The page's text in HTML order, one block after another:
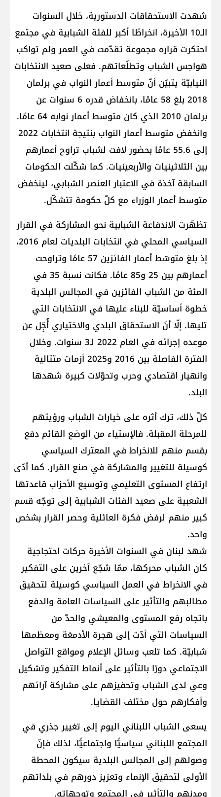
شهدت الاستحقاقات الدستورية، خلال السنوات
الـ10 الأخيرة، انخراطًا أكبر للفئة الشبابية في مجتمع
احتكرت قراره مجموعة تقدّمت في العمر ولم تواكب
هواجس الشباب وتطلّعاتهم. فعلى صعيد الانتخابات
النيابيّة يتبيّن أنّ متوسط أعمار النواب في برلمان
2018 بلغ 58 عامًا، بانخفاض قدره 6 سنوات عن
برلمان 2010 الذي كان متوسط أعمار نوابه 64 عامًا.
وانخفض متوسط أعمار النواب بنتيجة انتخابات 2022
إلى 55.6 عامًا بحضور لافت لشباب تراوح أعمارهم
بين الثلاثينيات والأربعينيات. كما شكّلت الحكومات
السابقة آخذة في الاعتبار العنصر الشبابي، لينخفض
متوسط أعمار الوزراء مع كلّ حكومة تتشكّل.
تظهّرت الاندفاعة الشبابية نحو المشاركة في القرار
السياسي المحلي في انتخابات البلديات لعام 2016،
إذ بلغ متوسّط أعمار الفائزين 57 عامًا وتراوحت
أعمارهم بين 25 و85 عامًا. فكانت نسبة 35 في
المئة من الشباب الفائزين في المجالس البلدية
خطوة أساسيّة للبناء عليها في الانتخابات التي
تليها. إلّا أنّ الاستحقاق البلدي والاختياري أُجِّل عن
موعده إجرائه في العام 2022 لـ3 سنوات. وخلال
الفترة الفاصلة بين 2016 و2025 أزمات متتالية
وانهيار اقتصادي وحرب وتحوّلات كبيرة شهدها
البلد.
كلّ ذلك، ترك أثره على خيارات الشباب ورؤيتهم
للمرحلة المقبلة. فالإستياء من الوضع القائم دفع
بقسم منهم للانخراط في المعترك السياسي
كوسيلة للتغيير والمشاركة في صنع القرار. كما أدّى
ارتفاع المستوى التعليمي وتوسيع الأحزاب قاعدتها
الشعبية على صعيد الفئات الشبابية إلى توجّه قسم
كبير منهم لرفض فكرة العائلية وحصر القرار بشخص
واحد.
شهد لبنان في السنوات الأخيرة حركات احتجاجية
كان الشباب محركها، ممّا شجّع آخرين على التفكير
في الانخراط في العمل السياسي كوسيلة لتحقيق
مطالبهم والتأثير على السياسات العامة والدفع
باتجاه رفع المستوى والمعيشي والحدّ من
السياسات التي أدّت إلى هجرة الأدمغة ومعظمها
شبابيّة. كما تلعب وسائل الإعلام ومواقع التواصل
الاجتماعي دورًا بالتأثير على أنماط التفكير وتشكيل
وعي لدى الشباب وتحفيزهم على مشاركة آرائهم
وأفكارهم حول مختلف القضايا.
يسعى الشباب اللبناني اليوم إلى تغيير جذري في
المجتمع اللبناني سياسيًّا واجتماعيًّا، لذلك فإنّ
وصولهم إلى المجالس البلدية سيكون المحطة
الأولى لتحقيق الإنماء وتعزيز دورهم في بلداتهم
ومدنهم والتأثير في المجتمع وتوجهاته.